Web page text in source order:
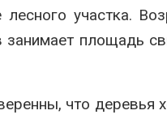
участка.
занимает площадь
что деревья
Евросоюз
защиту природы
Дом из старых